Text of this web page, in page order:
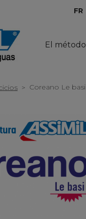
FR
El método
> Coreano Le basi